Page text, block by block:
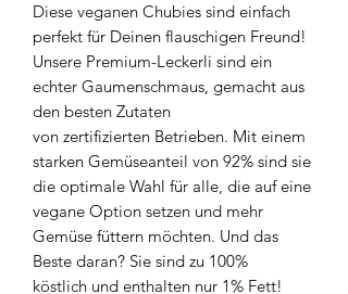
Diese veganen Chubies sind einfach
perfekt für Deinen flauschigen Freund!
Unsere Premium-Leckerli sind ein
echter Gaumenschmaus, gemacht aus
den besten Zutaten
von zertifizierten Betrieben. Mit einem
starken Gemüseanteil von 92% sind sie
die optimale Wahl für alle, die auf eine
vegane Option setzen und mehr
Gemüse füttern möchten. Und das
Beste daran? Sie sind zu 100%
köstlich und enthalten nur 1% Fett!